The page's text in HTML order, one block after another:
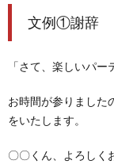
文例①謝辞
「さて、楽しいパー
お時間が参りました
をいたします。
〇〇くん、よろしく